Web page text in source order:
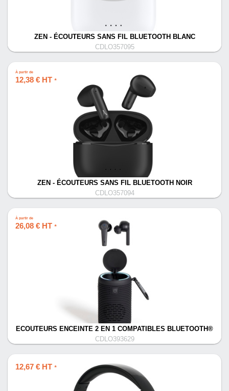
ZEN - ÉCOUTEURS SANS FIL BLUETOOTH BLANC
CDLO357095
À partir de
12,38 € HT *
ZEN - ÉCOUTEURS SANS FIL BLUETOOTH NOIR
CDLO357094
À partir de
26,08 € HT *
ECOUTEURS ENCEINTE 2 EN 1 COMPATIBLES BLUETOOTH®
CDLO393629
12,67 € HT *